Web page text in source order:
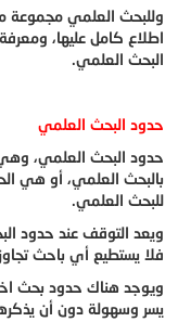
وللبحث العلمي مجموعة
اطلاع كامل عليها،
البحث العلمي.
حدود البحث العلمي
حدود البحث العلمي، وهي
بالبحث العلمي، أو هي
للبحث العلمي.
ويعد التوقف عند حدود
فلا يستطيع أي باحث
ويوجد هناك حدود بحث
يسر وسهولة دون أن